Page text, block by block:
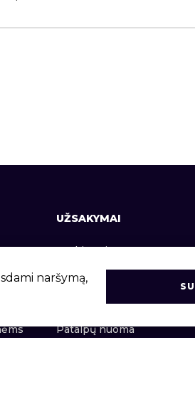
UŽSAKYMAI
Prekių pristatymas
Informacija vartotojams
Užsakymų vadovas
Patalpų nuoma
naršymą,